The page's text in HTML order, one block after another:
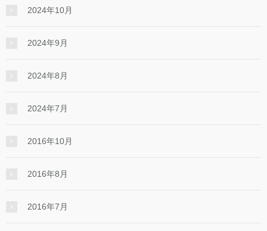
2024年10月
2024年9月
2024年8月
2024年7月
2016年10月
2016年8月
2016年7月